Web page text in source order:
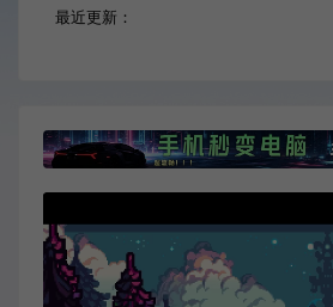
最近更新：